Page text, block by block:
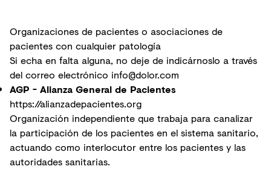
Organizaciones de pacientes o asociaciones de
pacientes con cualquier patología
Si echa en falta alguna, no deje de indicárnoslo a través
del correo electrónico info@dolor.com
AGP - Alianza General de Pacientes
https://alianzadepacientes.org
Organización independiente que trabaja para canalizar
la participación de los pacientes en el sistema sanitario,
actuando como interlocutor entre los pacientes y las
autoridades sanitarias.